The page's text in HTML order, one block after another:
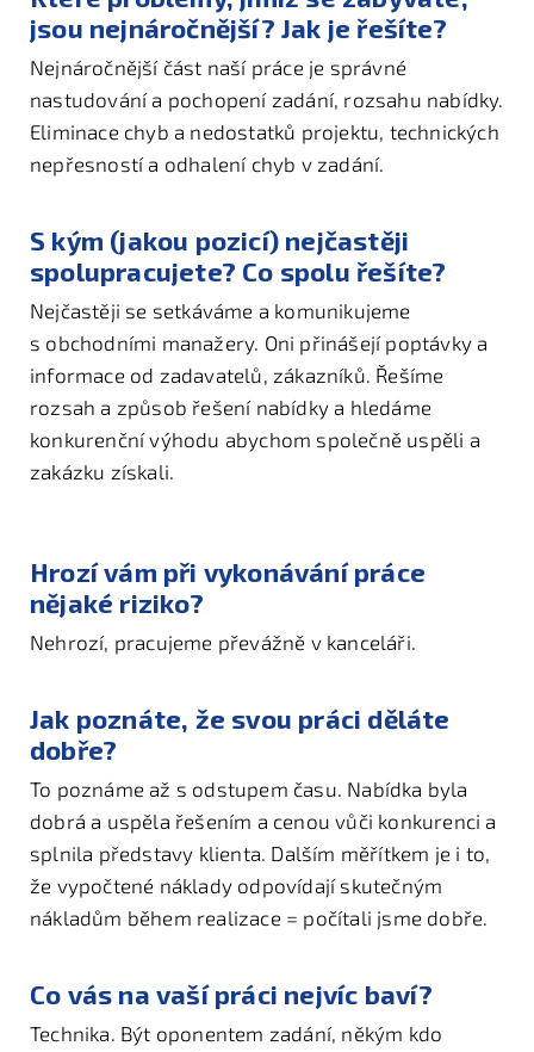
jsou nejnáročnější? Jak je řešíte?
Nejnáročnější část naší práce je správné
nastudování a pochopení zadání, rozsahu nabídky.
Eliminace chyb a nedostatků projektu, technických
nepřesností a odhalení chyb v zadání.
S kým (jakou pozicí) nejčastěji
spolupracujete? Co spolu řešíte?
Nejčastěji se setkáváme a komunikujeme
s obchodními manažery. Oni přinášejí poptávky a
informace od zadavatelů, zákazníků. Řešíme
rozsah a způsob řešení nabídky a hledáme
konkurenční výhodu abychom společně uspěli a
zakázku získali.
Hrozí vám při vykonávání práce
nějaké riziko?
Nehrozí, pracujeme převážně v kanceláři.
Jak poznáte, že svou práci děláte
dobře?
To poznáme až s odstupem času. Nabídka byla
dobrá a uspěla řešením a cenou vůči konkurenci a
splnila představy klienta. Dalším měřítkem je i to,
že vypočtené náklady odpovídají skutečným
nákladům během realizace = počítali jsme dobře.
Co vás na vaší práci nejvíc baví?
Technika. Být oponentem zadání, někým kdo